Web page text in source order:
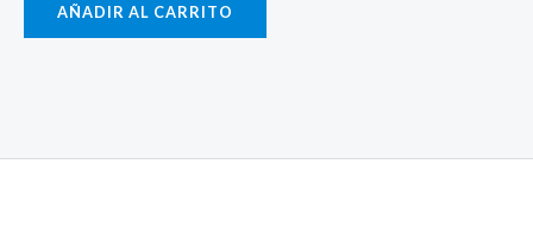
AÑADIR AL CARRITO